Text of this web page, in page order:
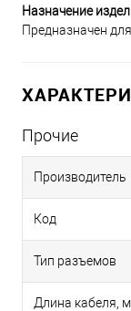
Назначение
Предназначен
Прочие
Производитель
Код
Тип разъемов
Длина кабеля, м